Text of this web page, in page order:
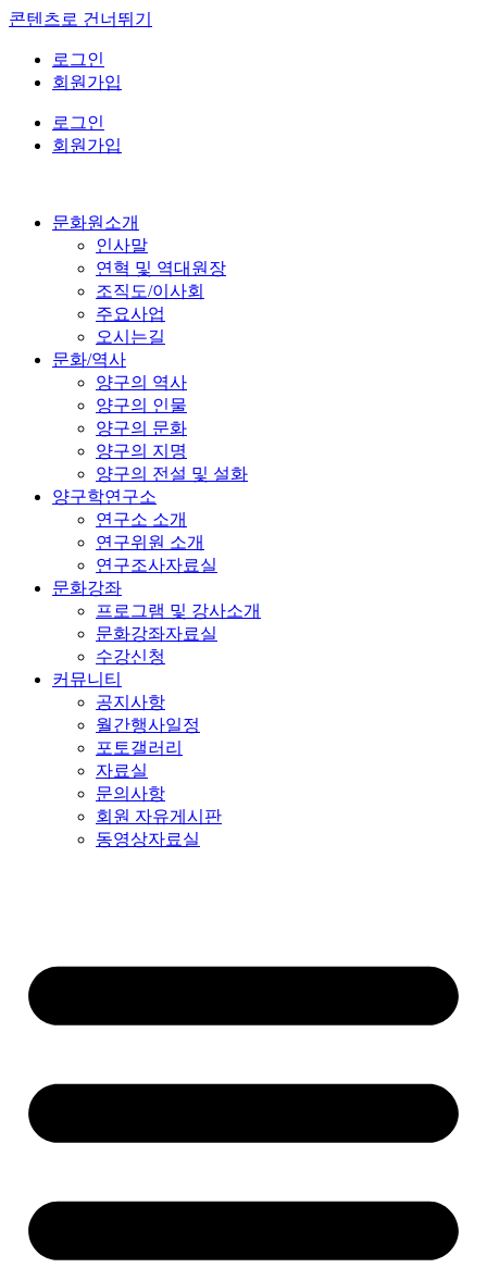
콘텐츠로 건너뛰기
로그인
회원가입
로그인
회원가입
문화원소개
인사말
연혁 및 역대원장
조직도/이사회
주요사업
오시는길
문화/역사
양구의 역사
양구의 인물
양구의 문화
양구의 지명
양구의 전설 및 설화
양구학연구소
연구소 소개
연구위원 소개
연구조사자료실
문화강좌
프로그램 및 강사소개
문화강좌자료실
수강신청
커뮤니티
공지사항
월간행사일정
포토갤러리
자료실
문의사항
회원 자유게시판
동영상자료실